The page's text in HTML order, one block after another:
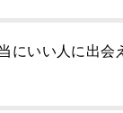
にいい人に出会